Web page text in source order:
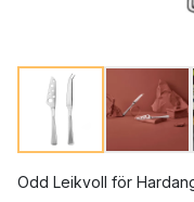
Odd Leikvoll för